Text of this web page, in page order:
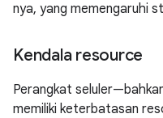
nya, yang memengaruhi
Kendala resource
Perangkat
memiliki keterbatasan